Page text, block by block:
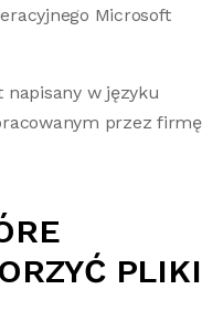
Microsoft
napisany w języku
przez firmę
PLIKI